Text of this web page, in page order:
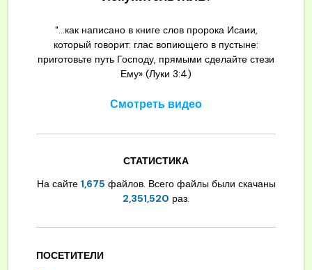
"...как написано в книге слов пророка Исаии,
который говорит: глас вопиющего в пустыне:
приготовьте путь Господу, прямыми сделайте стези
Ему» (Луки 3:4)
Смотреть видео
СТАТИСТИКА
На сайте 1,675 файлов. Всего файлы были скачаны
2,351,520 раз.
ПОСЕТИТЕЛИ